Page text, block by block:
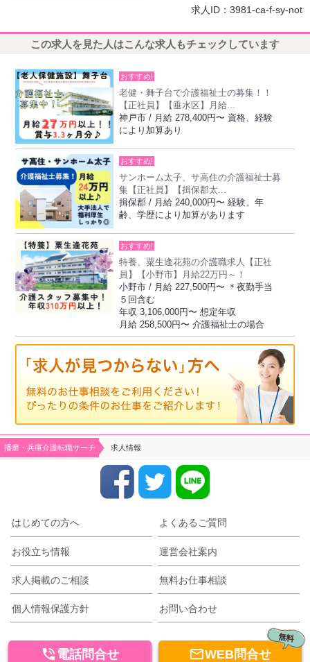
求人ID：3981-ca-f-sy-not
この求人を見た人はこんな求人もチェックしています
おすすめ!
老健・舞子台で介護福祉士の募集！！
【正社員】【垂水区】月給...
神戸市 / 月給 278,400円〜 資格、経験
により加算あり
おすすめ!
サンホーム太子、サ高住の介護福祉士募
集【正社員】【揖保郡太...
揖保郡 / 月給 240,000円〜 経験、年
齢、学歴により加算があります
おすすめ!
特養、粟生逢花苑の介護職求人【正社
員】【小野市】月給22万円～！
小野市 / 月給 227,500円〜 ＊夜勤手当
５回含む
年収 3,106,000円〜 想定年収
月給 258,500円〜 介護福祉士の場合
播磨・兵庫介護転職サーチ 求人情報
はじめての方へ よくあるご質問
お役立ち情報 運営会社案内
求人掲載のご相談 無料お仕事相談
個人情報保護方針 お問い合わせ
無料
WEB問合せ
 電話問合せ